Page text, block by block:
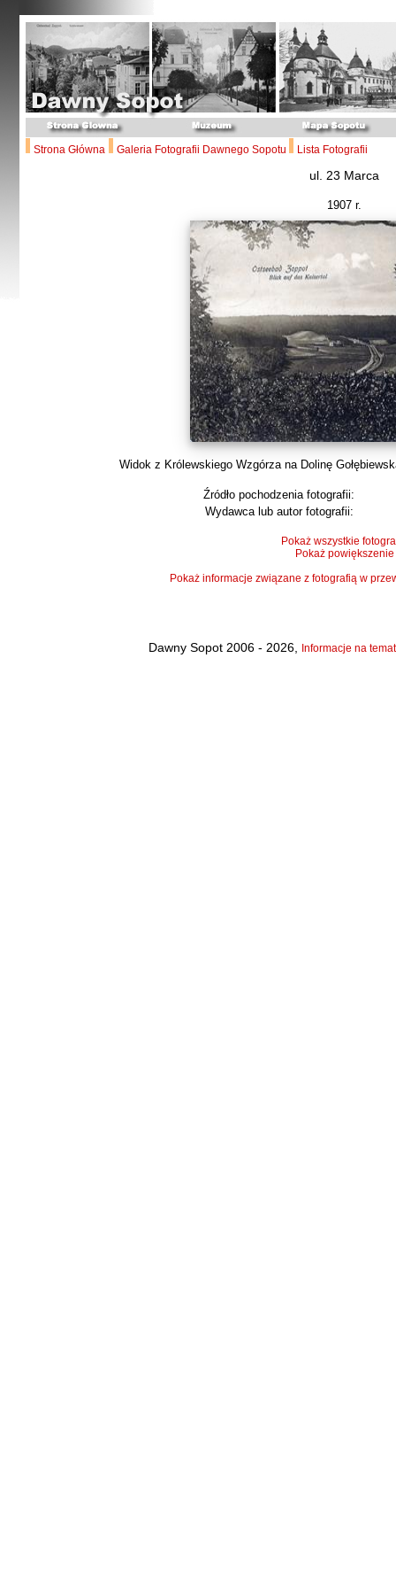
Strona Główna Galeria Fotografii Dawnego Sopotu Lista Fotografii
ul. 23 Marca
1907 r.
Widok z Królewskiego Wzgórza na Dolinę
Źródło pochodzenia fotografii:
Wydawca lub autor fotografii:
Pokaż wszystkie
Pokaż powiększenie
Pokaż informacje związane z fotografią w
Dawny Sopot 2006 - 2026, Informacje na